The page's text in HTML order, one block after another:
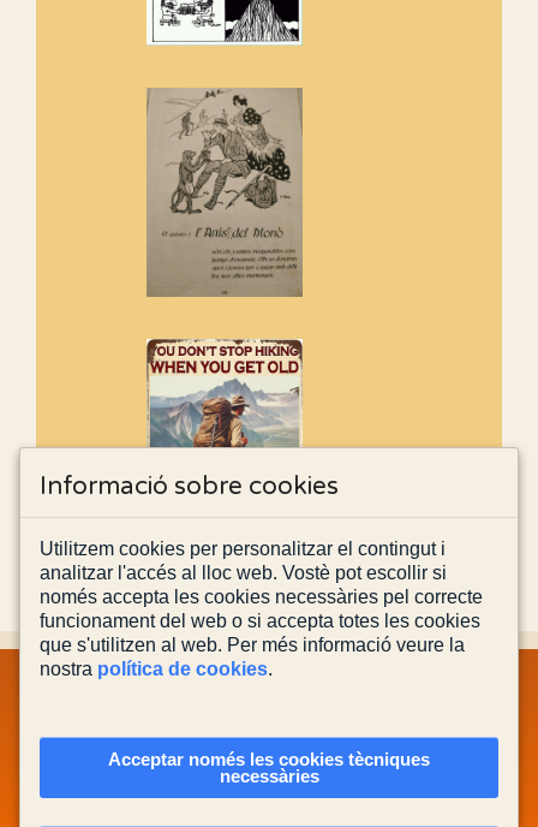
POLÍTICA DE COOKIES
CONTACTA'NS
Informació sobre cookies
Utilitzem cookies per personalitzar el contingut i
analitzar l'accés al lloc web. Vostè pot escollir si
només accepta les cookies necessàries pel correcte
funcionament del web o si accepta totes les cookies
que s'utilitzen al web. Per més informació veure la
nostra política de cookies.
Acceptar només les cookies tècniques
necessàries